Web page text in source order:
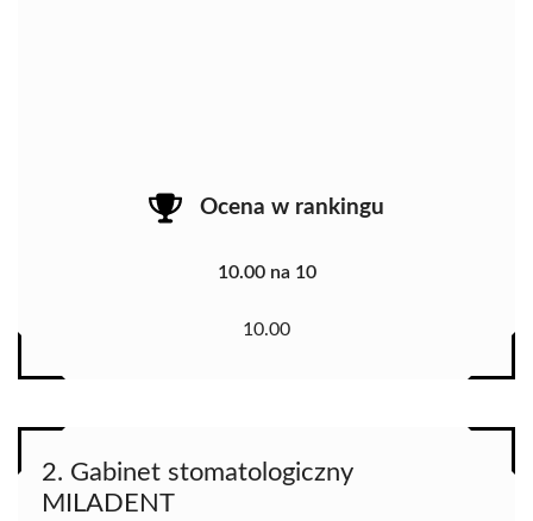
Ocena w rankingu
10.00 na 10
10.00
2. Gabinet stomatologiczny
MILADENT